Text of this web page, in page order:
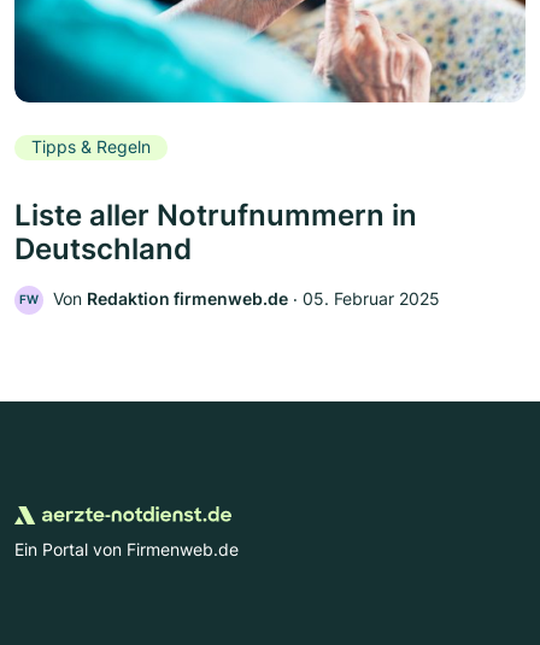
Tipps & Regeln
Liste aller Notrufnummern in
Deutschland
FW Von Redaktion firmenweb.de ‧ 05. Februar 2025
Ein Portal von Firmenweb.de